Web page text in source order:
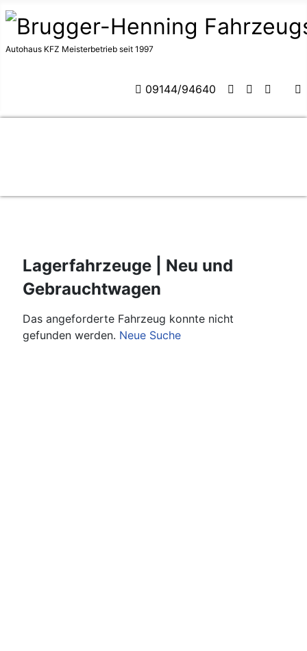
Autohaus KFZ Meisterbetrieb seit 1997
09144/94640
Lagerfahrzeuge | Neu und
Gebrauchtwagen
Das angeforderte Fahrzeug konnte nicht
gefunden werden. Neue Suche